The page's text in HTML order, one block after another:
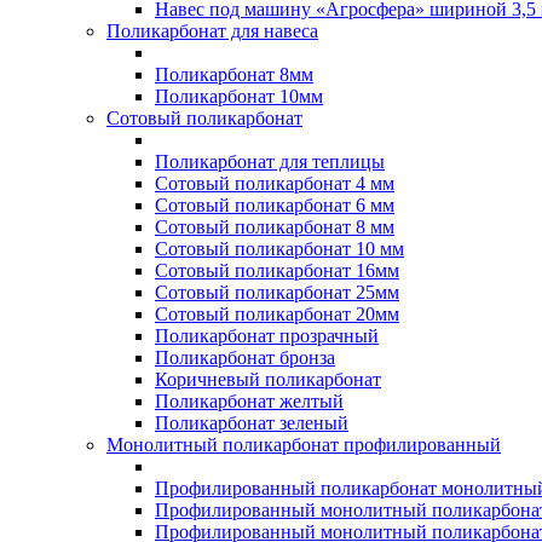
Навес под машину «Агросфера» шириной 3,5
Поликарбонат для навеса
Поликарбонат 8мм
Поликарбонат 10мм
Сотовый поликарбонат
Поликарбонат для теплицы
Сотовый поликарбонат 4 мм
Сотовый поликарбонат 6 мм
Сотовый поликарбонат 8 мм
Сотовый поликарбонат 10 мм
Сотовый поликарбонат 16мм
Сотовый поликарбонат 25мм
Сотовый поликарбонат 20мм
Поликарбонат прозрачный
Поликарбонат бронза
Коричневый поликарбонат
Поликарбонат желтый
Поликарбонат зеленый
Монолитный поликарбонат профилированный
Профилированный поликарбонат
Профилированный монолитный
Профилированный монолитный